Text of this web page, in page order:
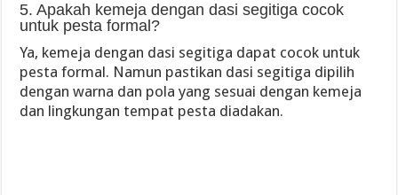
5. Apakah kemeja dengan dasi segitiga cocok
untuk pesta formal?
Ya, kemeja dengan dasi segitiga dapat cocok untuk
pesta formal. Namun pastikan dasi segitiga dipilih
dengan warna dan pola yang sesuai dengan kemeja
dan lingkungan tempat pesta diadakan.